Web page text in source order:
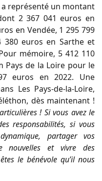
a représenté un montant
2 367 041 euros en
en Vendée, 1 295 799
380 euros en Sarthe et
mémoire, 5 412 110
Pays de la Loire pour le
euros en 2022. Une
Les Pays-de-la-Loire,
dès maintenant !
! Si vous avez le
responsabilités, si vous
partager vos
nouvelles et vivre des
le bénévole qu’il nous